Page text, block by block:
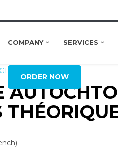
COMPANY SERVICES
ORDER NOW